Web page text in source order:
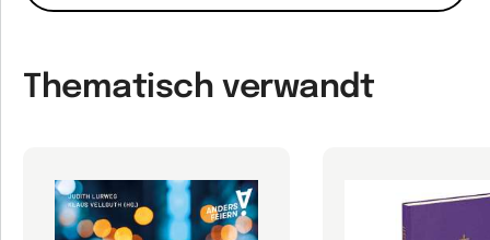
Thematisch verwandt